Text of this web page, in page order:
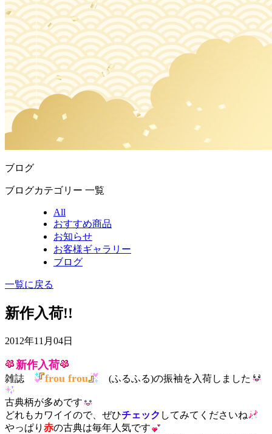
ブログ
ブログカテゴリー 一覧
All
おすすめ商品
お知らせ
お客様ギャラリー
ブログ
一覧に戻る
新作入荷!!
2012年11月04日
新作入荷
雑誌 frou frou (ふるふる)の振袖を入荷しました
古典柄が多めです
どれもカワイイので、ぜひチェック してみてくださいね
やっぱり 赤の古典は毎年人気です